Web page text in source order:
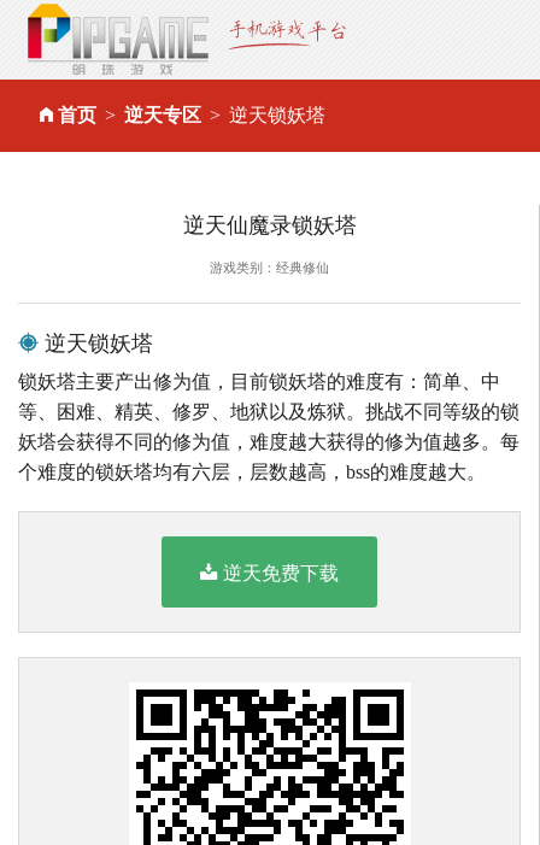
首页 逆天专区 逆天锁妖塔
逆天仙魔录锁妖塔
游戏类别：经典修仙
逆天锁妖塔
锁妖塔主要产出修为值，目前锁妖塔的难度有：简单、中
等、困难、精英、修罗、地狱以及炼狱。挑战不同等级的锁
妖塔会获得不同的修为值，难度越大获得的修为值越多。每
个难度的锁妖塔均有六层，层数越高，bss的难度越大。
逆天免费下载